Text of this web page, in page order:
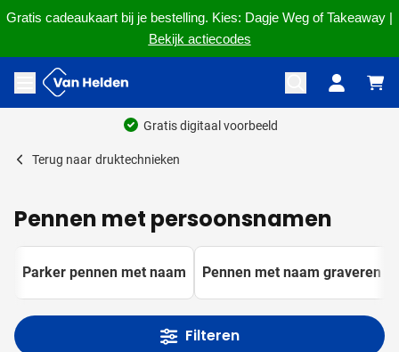
Gratis cadeaukaart bij je bestelling. Kies: Dagje Weg of Takeaway |
Bekijk actiecodes
Ga naar de inhoud
Menu openen
Ruim 60 jaar ervaring
Terug naar druktechnieken
Pennen met persoonsnamen
Parker pennen met naam Pennen met naam graveren
Filteren